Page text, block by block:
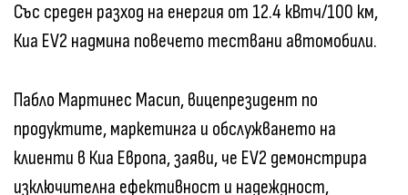
Със среден разход на енергия от 12.4 кВтч/100 км,
Киа EV2 надмина повечето тествани автомобили.
Пабло Мартинес Масип, вицепрезидент по
продуктите, маркетинга и обслужването на
клиенти в Киа Европа, заяви, че EV2 демонстрира
изключителна ефективност и надеждност,